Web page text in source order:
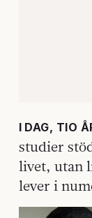
I DAG, TIO
studier
livet, utan
lever i